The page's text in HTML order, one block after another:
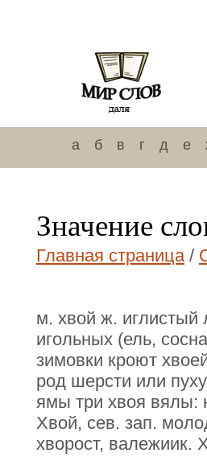
а б в г д е
Значение
Главная страница/
м. хвой ж. иглистый
игольных (ель,
зимовки кроют
род шерсти или
ямы три хвоя вялы:
Хвой, сев. зап.
хворост, валежиик.